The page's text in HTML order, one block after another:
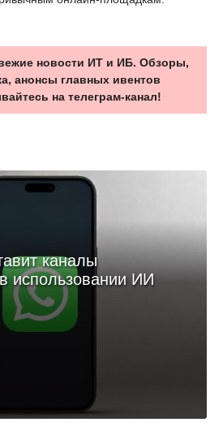
новости ИТ и ИБ. Обзоры,
анонсы главных ивентов
на телеграм-канал!
каналы
использовании ИИ